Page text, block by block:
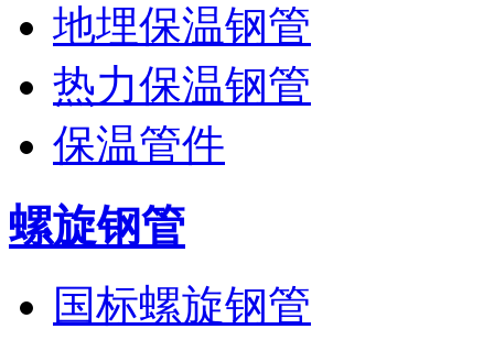
地埋保温钢管
热力保温钢管
保温管件
螺旋钢管
国标螺旋钢管